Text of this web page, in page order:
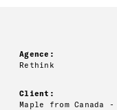
Agence:
Rethink
Client:
Maple from Canada